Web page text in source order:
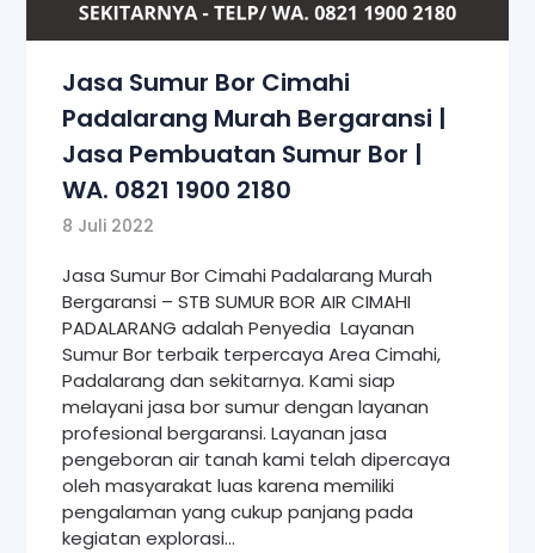
Jasa Sumur Bor Cimahi
Padalarang Murah Bergaransi |
Jasa Pembuatan Sumur Bor |
WA. 0821 1900 2180
8 Juli 2022
Jasa Sumur Bor Cimahi Padalarang Murah
Bergaransi – STB SUMUR BOR AIR CIMAHI
PADALARANG adalah Penyedia Layanan
Sumur Bor terbaik terpercaya Area Cimahi,
Padalarang dan sekitarnya. Kami siap
melayani jasa bor sumur dengan layanan
profesional bergaransi. Layanan jasa
pengeboran air tanah kami telah dipercaya
oleh masyarakat luas karena memiliki
pengalaman yang cukup panjang pada
kegiatan explorasi…